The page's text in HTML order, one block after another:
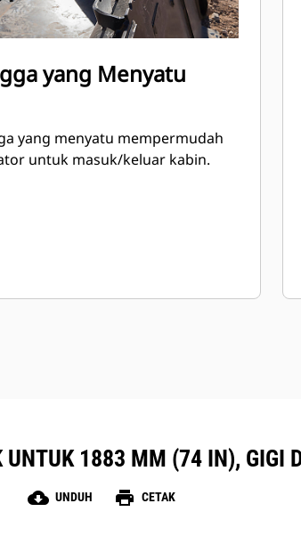
yang Menyatu
yang menyatu mempermudah
untuk masuk/keluar kabin.
UNTUK 1883 MM (74 IN), GIGI
cloud_download UNDUH print CETAK